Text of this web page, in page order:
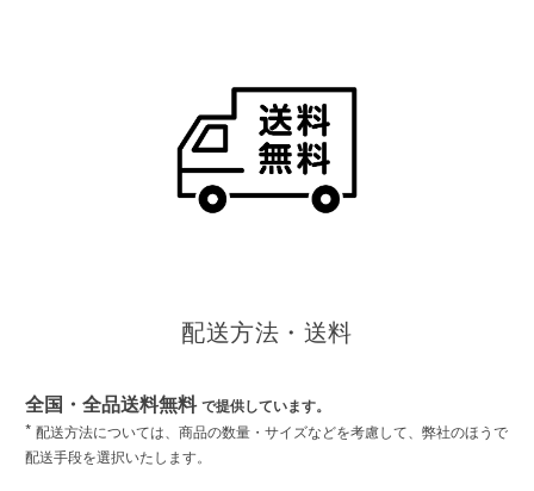
配送方法・送料
全国・全品送料無料 で提供しています。
* 配送方法については、商品の数量・サイズなどを考慮して、弊社のほうで
配送手段を選択いたします。